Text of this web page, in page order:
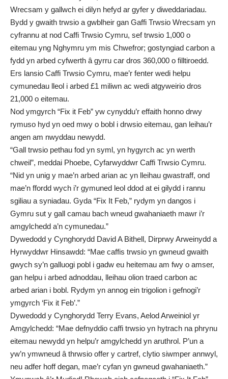
Wrecsam y gallwch ei dilyn hefyd ar gyfer y diweddariadau.
Bydd y gwaith trwsio a gwblheir gan Gaffi Trwsio Wrecsam yn
cyfrannu at nod Caffi Trwsio Cymru, sef trwsio 1,000 o
eitemau yng Nghymru ym mis Chwefror; gostyngiad carbon a
fydd yn arbed cyfwerth â gyrru car dros 360,000 o filltiroedd.
Ers lansio Caffi Trwsio Cymru, mae’r fenter wedi helpu
cymunedau lleol i arbed £1 miliwn ac wedi atgyweirio dros
21,000 o eitemau.
Nod ymgyrch “Fix it Feb” yw cynyddu’r effaith honno drwy
rymuso hyd yn oed mwy o bobl i drwsio eitemau, gan leihau’r
angen am nwyddau newydd.
“Gall trwsio pethau fod yn syml, yn hygyrch ac yn werth
chweil”, meddai Phoebe, Cyfarwyddwr Caffi Trwsio Cymru.
“Nid yn unig y mae’n arbed arian ac yn lleihau gwastraff, ond
mae’n ffordd wych i’r gymuned leol ddod at ei gilydd i rannu
sgiliau a syniadau. Gyda “Fix It Feb,” rydym yn dangos i
Gymru sut y gall camau bach wneud gwahaniaeth mawr i’r
amgylchedd a’n cymunedau.”
Dywedodd y Cynghorydd David A Bithell, Dirprwy Arweinydd a
Hyrwyddwr Hinsawdd: “Mae caffis trwsio yn gwneud gwaith
gwych sy’n galluogi pobl i gadw eu heitemau am fwy o amser,
gan helpu i arbed adnoddau, lleihau olion traed carbon ac
arbed arian i bobl. Rydym yn annog ein trigolion i gefnogi’r
ymgyrch ‘Fix it Feb’.”
Dywedodd y Cynghorydd Terry Evans, Aelod Arweiniol yr
Amgylchedd: “Mae defnyddio caffi trwsio yn hytrach na phrynu
eitemau newydd yn helpu’r amgylchedd yn aruthrol. P’un a
yw’n ymwneud â thrwsio offer y cartref, clytio siwmper annwyl,
neu adfer hoff degan, mae’r cyfan yn gwneud gwahaniaeth.”